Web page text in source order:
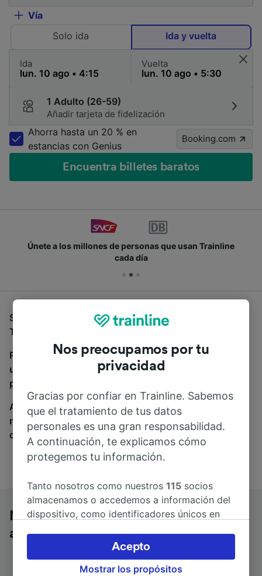
Vía
Solo ida
Ida y vuelta
Ida Vuelta
1 Adulto (26-59)
Añadir tarjeta de fidelización
Ahorra hasta un 20 % en
estancias con Genius
Booking.com
Encuentra billetes baratos
Únete a los millones de personas que usan Trainline
cada día
Si estás buscando autobuses de Nice Ville a Roma
Tuscolana, estás en el sitio adecuado.
Para encontrar billetes de autobús, simplemente haz
una búsqueda y nosotros compararemos horarios y
precios tanto de tren como de autobús.
A donde quiera que vayas, tu viaje empieza con
nosotros. Encuentra billetes de más de 170
compañías de tren y autobús.
Nice Ville a Roma Tuscolana en
autobús
Nos preocupamos por tu
privacidad
Gracias por confiar en Trainline. Sabemos
que el tratamiento de tus datos
personales es una gran responsabilidad.
A continuación, te explicamos cómo
protegemos tu información.
Tanto nosotros como nuestros115 socios
almacenamos o accedemos a información del
dispositivo, como identificadores únicos en
Puedes aceptar o administrar tus preferencias
haciendo clic abajo, incluido el derecho de
oposición en función de tu interés legítimo o,
Mostrar los propósitos
Acepto